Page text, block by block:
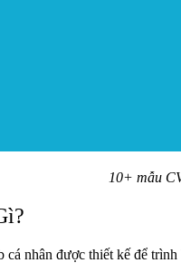
10+ mẫu
nhân được thiết kế để